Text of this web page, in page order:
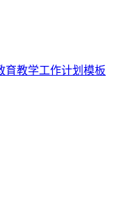
育教学工作计划模板